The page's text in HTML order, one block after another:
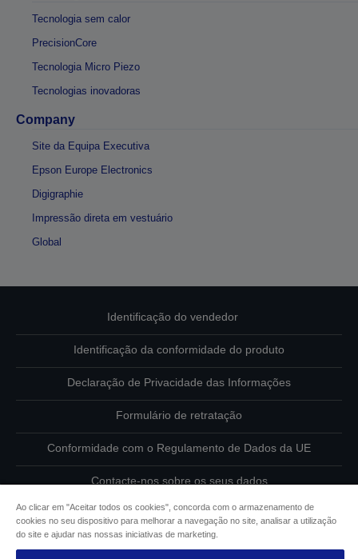
Tecnologia sem calor
PrecisionCore
Tecnologia Micro Piezo
Tecnologias inovadoras
Company
Site da Equipa Executiva
Epson Europe Electronics
Digigraphie
Impressão direta em vestuário
Global
Identificação do vendedor
Identificação da conformidade do produto
Declaração de Privacidade das Informações
Formulário de retratação
Conformidade com o Regulamento de Dados da UE
Contacte-nos sobre os seus dados
Informações sobre cookies
Ao clicar em "Aceitar todos os cookies", concorda com o armazenamento de
cookies no seu dispositivo para melhorar a navegação no site, analisar a utilização
do site e ajudar nas nossas iniciativas de marketing.